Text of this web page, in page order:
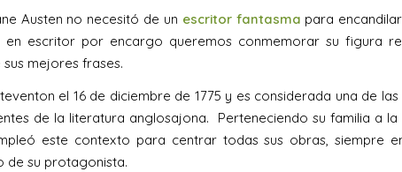
Austen no necesitó de un escritor fantasma para
en escritor por encargo queremos conmemorar su figura
sus mejores frases.
el 16 de diciembre de 1775 y es considerada una de
de la literatura anglosajona. Perteneciendo su familia a la
este contexto para centrar todas sus obras, siempre
de su protagonista.